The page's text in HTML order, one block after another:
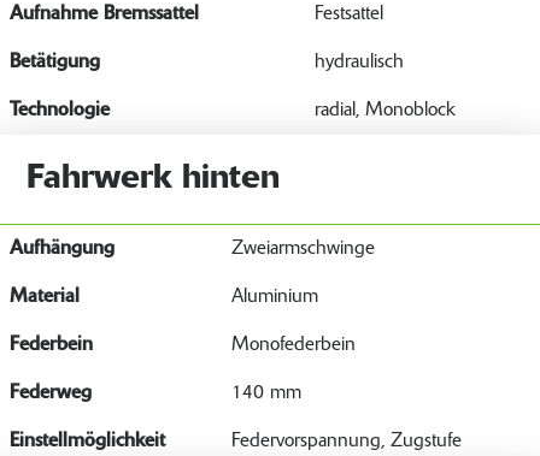
Aufnahme Bremssattel Festsattel
Betätigung hydraulisch
Technologie radial, Monoblock
Fahrwerk hinten
Aufhängung Zweiarmschwinge
Material Aluminium
Federbein Monofederbein
Federweg 140 mm
Einstellmöglichkeit Federvorspannung, Zugstufe